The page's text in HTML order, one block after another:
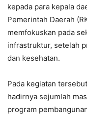
kepada para kepala
Pemerintah Daerah
memfokuskan pada
infrastruktur, setelah
dan kesehatan.
Pada kegiatan
hadirnya sejumlah
program